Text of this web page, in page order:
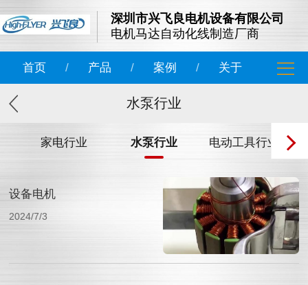
深圳市兴飞良电机设备有限公司
电机马达自动化线制造厂商
首页 / 产品 / 案例 / 关于
水泵行业
家电行业 水泵行业 电动工具行业
设备电机
2024/7/3